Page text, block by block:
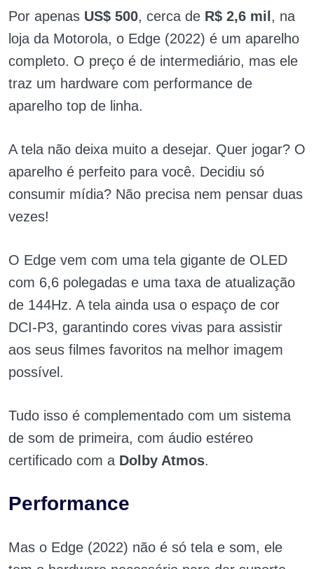
Por apenas US$ 500, cerca de R$ 2,6 mil , na
loja da Motorola, o Edge (2022) é um aparelho
completo. O preço é de intermediário, mas ele
traz um hardware com performance de
aparelho top de linha.
A tela não deixa muito a desejar. Quer jogar? O
aparelho é perfeito para você. Decidiu só
consumir mídia? Não precisa nem pensar duas
vezes!
O Edge vem com uma tela gigante de OLED
com 6,6 polegadas e uma taxa de atualização
de 144Hz. A tela ainda usa o espaço de cor
DCI-P3, garantindo cores vivas para assistir
aos seus filmes favoritos na melhor imagem
possível.
Tudo isso é complementado com um sistema
de som de primeira, com áudio estéreo
certificado com a Dolby Atmos.
Performance
Mas o Edge (2022) não é só tela e som, ele